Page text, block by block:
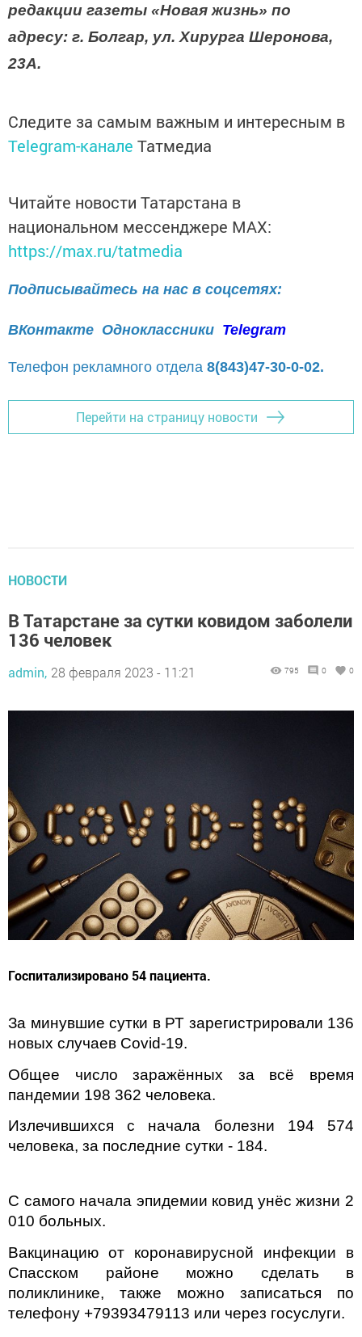
редакции газеты «Новая жизнь» по
адресу: г. Болгар, ул. Хирурга Шеронова,
23А.
Следите за самым важным и интересным в
Telegram-канале Татмедиа
Читайте новости Татарстана в
национальном мессенджере MАХ:
https://max.ru/tatmedia
Подписывайтесь на нас в соцсетях:
ВКонтакте Одноклассники Telegram
Телефон рекламного отдела 8(843)47-30-0-02.
Перейти на страницу новости
НОВОСТИ
В Татарстане за сутки ковидом заболели
136 человек
admin, 28 февраля 2023 - 11:21 795 0 0
Госпитализировано 54 пациента.
За минувшие сутки в РТ зарегистрировали 136
новых случаев Covid-19.
Общее число заражённых за всё время
пандемии 198 362 человека.
Излечившихся с начала болезни 194 574
человека, за последние сутки - 184.
С самого начала эпидемии ковид унёс жизни 2
010 больных.
Вакцинацию от коронавирусной инфекции в
Спасском районе можно сделать в
поликлинике, также можно записаться по
телефону +79393479113 или через госуслуги.